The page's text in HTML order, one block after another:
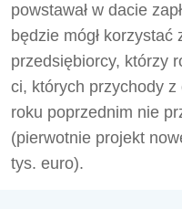
powstawał w dacie
będzie mógł
przedsiębiorcy, którzy
ci, których przychody z
roku poprzednim nie
(pierwotnie projekt
tys. euro).